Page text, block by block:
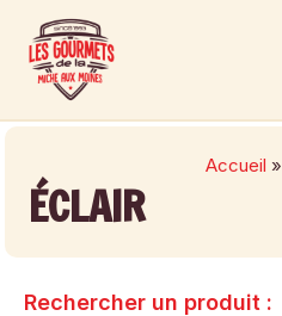
Accueil »
ÉCLAIR
Rechercher un produit :
Panneau de gestion des cookies